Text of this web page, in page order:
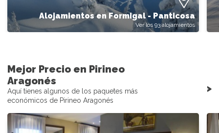
Alojamientos en Formigal - Panticosa
Ver los 93 alojamientos
Mejor Precio en Pirineo
Aragonés
Aquí tienes algunos de los paquetes más
económicos de Pirineo Aragonés
>